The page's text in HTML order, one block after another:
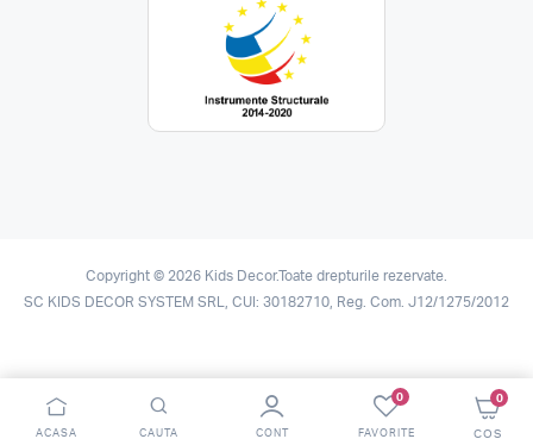
ACASA CAUTA CONT FAVORITE
0
COS
0
Copyright © 2026 Kids Decor.Toate drepturile rezervate.
SC KIDS DECOR SYSTEM SRL, CUI: 30182710, Reg. Com. J12/1275/2012